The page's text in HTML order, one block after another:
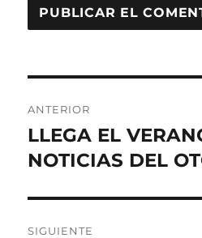
de
entradas
ANTERIOR
Entrada
anterior:
LLEGA EL
NOTICIAS DEL
SIGUIENTE